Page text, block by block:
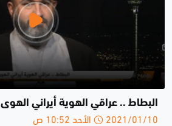
البطاط .. عراقي الهوية أيراني الهوى
2021/01/10 الأحد 10:52 ص